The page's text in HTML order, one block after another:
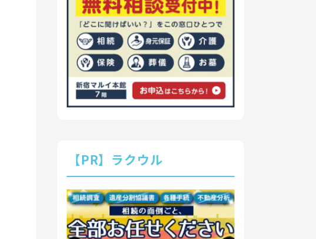
【PR】ラクウル